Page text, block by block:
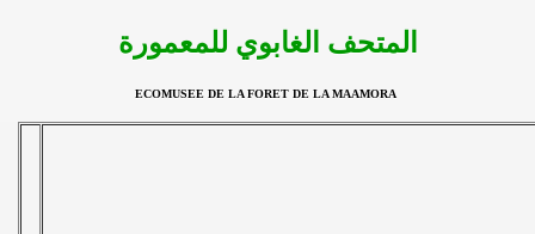
المتحف الغابوي للمعمورة
ECOMUSEE DE LA FORET DE LA MAAMORA